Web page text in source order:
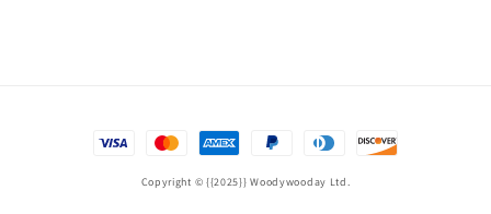
Copyright © {{2025}} Woodywooday Ltd.